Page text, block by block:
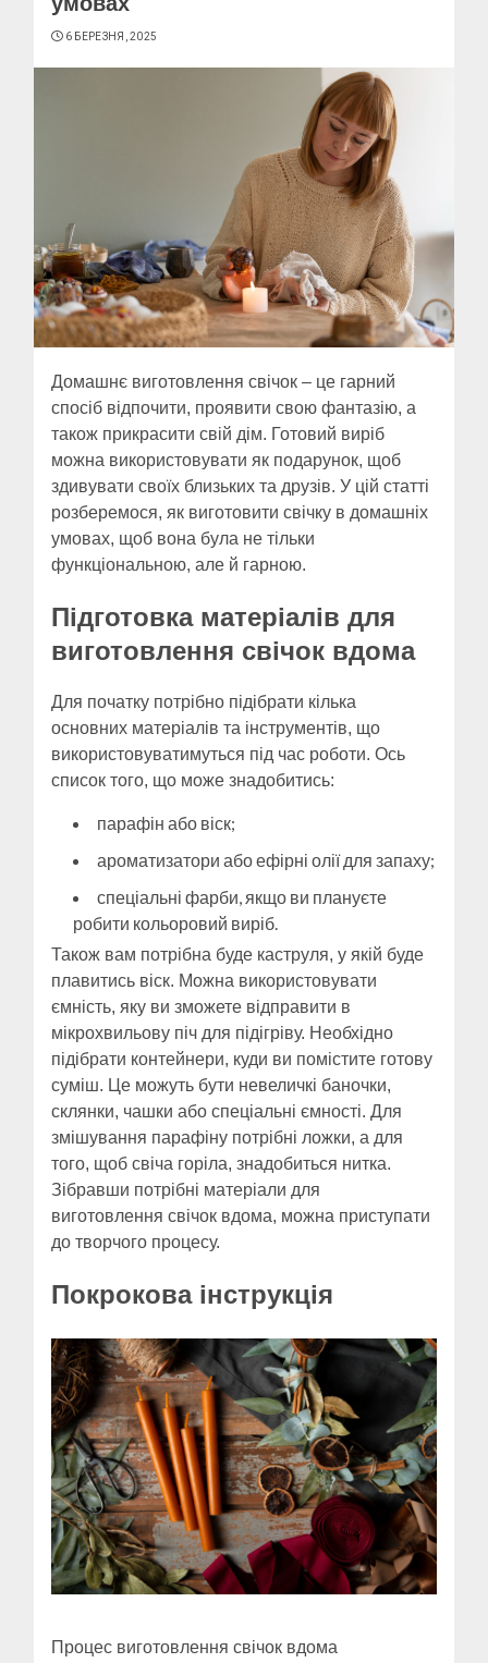
6 БЕРЕЗНЯ, 2025
Домашнє виготовлення свічок – це гарний
спосіб відпочити, проявити свою фантазію, а
також прикрасити свій дім. Готовий виріб
можна використовувати як подарунок, щоб
здивувати своїх близьких та друзів. У цій статті
розберемося, як виготовити свічку в домашніх
умовах, щоб вона була не тільки
функціональною, але й гарною.
Підготовка матеріалів для
виготовлення свічок вдома
Для початку потрібно підібрати кілька
основних матеріалів та інструментів, що
використовуватимуться під час роботи. Ось
список того, що може знадобитись:
парафін або віск;
ароматизатори або ефірні олії для запаху;
спеціальні фарби, якщо ви плануєте
робити кольоровий виріб.
Також вам потрібна буде каструля, у якій буде
плавитись віск. Можна використовувати
ємність, яку ви зможете відправити в
мікрохвильову піч для підігріву. Необхідно
підібрати контейнери, куди ви помістите готову
суміш. Це можуть бути невеличкі баночки,
склянки, чашки або спеціальні ємності. Для
змішування парафіну потрібні ложки, а для
того, щоб свіча горіла, знадобиться нитка.
Зібравши потрібні матеріали для
виготовлення свічок вдома, можна приступати
до творчого процесу.
Покрокова інструкція
Процес виготовлення свічок вдома